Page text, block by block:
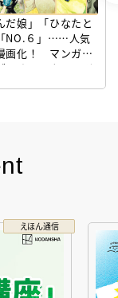
えほん通信
だ娘」「ひなたと
NO.６」……人気
画化！ マンガサ
リオシリウス』誕